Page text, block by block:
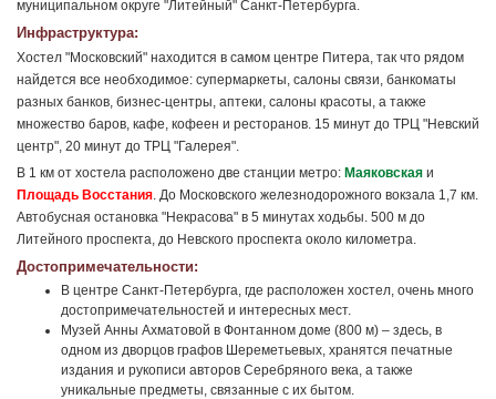
муниципальном округе "Литейный" Санкт-Петербурга.
Инфраструктура:
Хостел "Московский" находится в самом центре Питера, так что рядом
найдется все необходимое: супермаркеты, салоны связи, банкоматы
разных банков, бизнес-центры, аптеки, салоны красоты, а также
множество баров, кафе, кофеен и ресторанов. 15 минут до ТРЦ "Невский
центр", 20 минут до ТРЦ "Галерея".
В 1 км от хостела расположено две станции метро: Маяковская и
Площадь Восстания. До Московского железнодорожного вокзала 1,7 км.
Автобусная остановка "Некрасова" в 5 минутах ходьбы. 500 м до
Литейного проспекта, до Невского проспекта около километра.
Достопримечательности:
В центре Санкт-Петербурга, где расположен хостел, очень много
достопримечательностей и интересных мест.
Музей Анны Ахматовой в Фонтанном доме (800 м) – здесь, в
одном из дворцов графов Шереметьевых, хранятся печатные
издания и рукописи авторов Серебряного века, а также
уникальные предметы, связанные с их бытом.